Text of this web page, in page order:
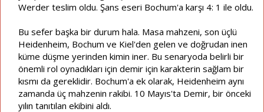
Werder teslim oldu. Şans eseri Bochum'a karşı 4: 1 ile oldu.
Bu sefer başka bir durum hala. Masa mahzeni, son üçlü
Heidenheim, Bochum ve Kiel'den gelen ve doğrudan inen
küme düşme yerinden kimin iner. Bu senaryoda belirli bir
önemli rol oynadıkları için demir için karakterin sağlam bir
kısmı da gereklidir. Bochum'a ek olarak, Heidenheim aynı
zamanda üç mahzenin rakibi. 10 Mayıs'ta Demir, bir önceki
yılın tanıtılan ekibini aldı.